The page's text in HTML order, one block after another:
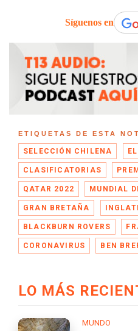
Síguenos en
ETIQUETAS DE ESTA
SELECCIÓN CHILENA
CLASIFICATORIAS
QATAR 2022 MUNDIAL
GRAN BRETAÑA
BLACKBURN ROVERS
CORONAVIRUS BEN
LO MÁS
MUNDO